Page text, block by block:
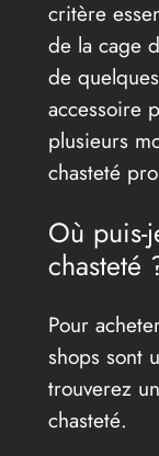
critère
de la cage
de
accessoire
plusieurs
chasteté
Où puis-
chasteté
Pour
shops sont
trouverez
chasteté.